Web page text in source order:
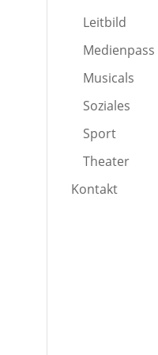
Leitbild
Medienpass
Musicals
Soziales
Sport
Theater
Kontakt